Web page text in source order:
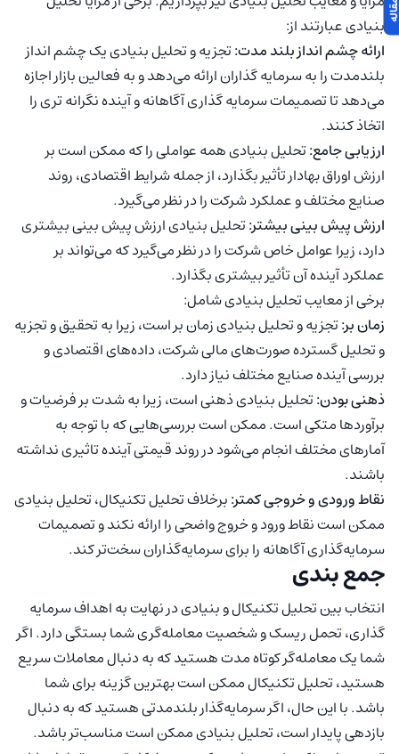
بنیادی عبارتند از:
ارائه چشم انداز بلند مدت:تجزیه و تحلیل بنیادی یک چشم انداز
بلندمدت را به سرمایه گذاران ارائه می‌دهد و به فعالین بازار اجازه
می‌دهد تا تصمیمات سرمایه گذاری آگاهانه و آینده نگرانه تری را
اتخاذ کنند.
ارزیابی جامع:تحلیل بنیادی همه عواملی را که ممکن است بر
ارزش اوراق بهادار تأثیر بگذارد، از جمله شرایط اقتصادی، روند
صنایع مختلف و عملکرد شرکت را در نظر می‌گیرد.
ارزش پیش بینی بیشتر:تحلیل بنیادی ارزش پیش بینی بیشتری
دارد، زیرا عوامل خاص شرکت را در نظر می‌گیرد که می‌تواند بر
عملکرد آینده آن تأثیر بیشتری بگذارد.
برخی از معایب تحلیل بنیادی شامل:
زمان بر:تجزیه و تحلیل بنیادی زمان بر است، زیرا به تحقیق و تجزیه
و تحلیل گسترده صورت‌های مالی شرکت، داده‌های اقتصادی و
بررسی آینده صنایع مختلف نیاز دارد.
ذهنی بودن:تحلیل بنیادی ذهنی است، زیرا به شدت بر فرضیات و
برآوردها متکی است. ممکن است بررسی‌هایی که با توجه به
آمارهای مختلف انجام می‌شود در روند قیمتی آینده تاثیری نداشته
باشند.
نقاط ورودی و خروجی کمتر:برخلاف تحلیل تکنیکال، تحلیل بنیادی
ممکن است نقاط ورود و خروج واضحی را ارائه نکند و تصمیمات
سرمایه‌گذاری آگاهانه را برای سرمایه‌گذاران سخت‌تر کند.
جمع بندی
انتخاب بین تحلیل تکنیکال و بنیادی در نهایت به اهداف سرمایه
گذاری، تحمل ریسک و شخصیت معامله‌گری شما بستگی دارد. اگر
شما یک معامله‌گر کوتاه مدت هستید که به دنبال معاملات سریع
هستید، تحلیل تکنیکال ممکن است بهترین گزینه برای شما
باشد. با این حال، اگر سرمایه‌گذار بلندمدتی هستید که به دنبال
بازدهی پایدار است، تحلیل بنیادی ممکن است مناسب‌تر باشد.